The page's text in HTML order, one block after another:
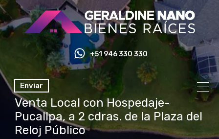
+51 946 330 330
Enviar
Venta Local con Hospedaje-
Pucallpa, a 2 cdras. de la Plaza del
Reloj Público